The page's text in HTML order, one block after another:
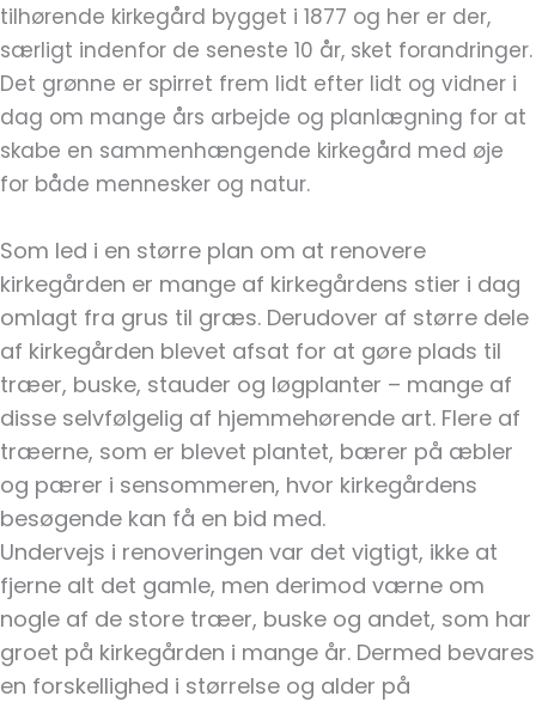
tilhørende kirkegård bygget i 1877 og her er der,
særligt indenfor de seneste 10 år, sket forandringer.
Det grønne er spirret frem lidt efter lidt og vidner i
dag om mange års arbejde og planlægning for at
skabe en sammenhængende kirkegård med øje
for både mennesker og natur.
Som led i en større plan om at renovere
kirkegården er mange af kirkegårdens stier i dag
omlagt fra grus til græs. Derudover af større dele
af kirkegården blevet afsat for at gøre plads til
træer, buske, stauder og løgplanter – mange af
disse selvfølgelig af hjemmehørende art. Flere af
træerne, som er blevet plantet, bærer på æbler
og pærer i sensommeren, hvor kirkegårdens
besøgende kan få en bid med.
Undervejs i renoveringen var det vigtigt, ikke at
fjerne alt det gamle, men derimod værne om
nogle af de store træer, buske og andet, som har
groet på kirkegården i mange år. Dermed bevares
en forskellighed i størrelse og alder på